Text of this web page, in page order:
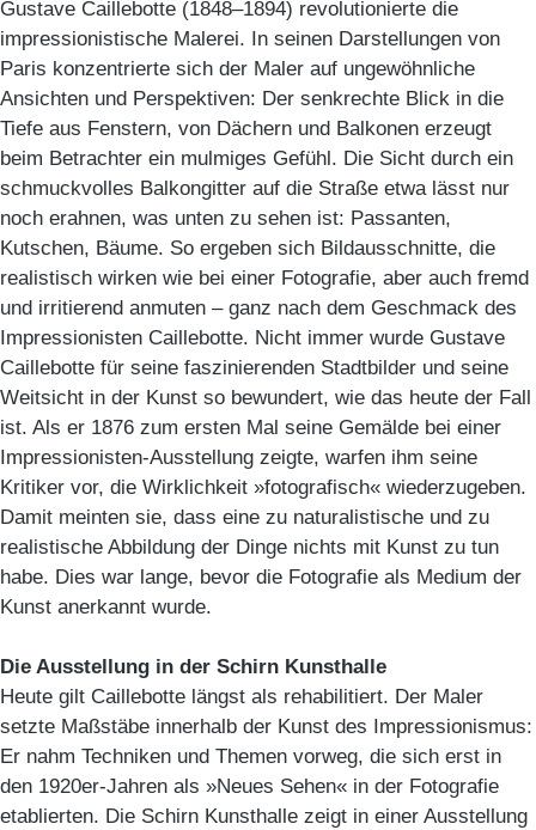
Gustave Caillebotte (1848–1894) revolutionierte die
impressionistische Malerei. In seinen Darstellungen von
Paris konzentrierte sich der Maler auf ungewöhnliche
Ansichten und Perspektiven: Der senkrechte Blick in die
Tiefe aus Fenstern, von Dächern und Balkonen erzeugt
beim Betrachter ein mulmiges Gefühl. Die Sicht durch ein
schmuckvolles Balkongitter auf die Straße etwa lässt nur
noch erahnen, was unten zu sehen ist: Passanten,
Kutschen, Bäume. So ergeben sich Bildausschnitte, die
realistisch wirken wie bei einer Fotografie, aber auch fremd
und irritierend anmuten – ganz nach dem Geschmack des
Impressionisten Caillebotte. Nicht immer wurde Gustave
Caillebotte für seine faszinierenden Stadtbilder und seine
Weitsicht in der Kunst so bewundert, wie das heute der Fall
ist. Als er 1876 zum ersten Mal seine Gemälde bei einer
Impressionisten-Ausstellung zeigte, warfen ihm seine
Kritiker vor, die Wirklichkeit »fotografisch« wiederzugeben.
Damit meinten sie, dass eine zu naturalistische und zu
realistische Abbildung der Dinge nichts mit Kunst zu tun
habe. Dies war lange, bevor die Fotografie als Medium der
Kunst anerkannt wurde.
Die Ausstellung in der Schirn Kunsthalle
Heute gilt Caillebotte längst als rehabilitiert. Der Maler
setzte Maßstäbe innerhalb der Kunst des Impressionismus:
Er nahm Techniken und Themen vorweg, die sich erst in
den 1920er-Jahren als »Neues Sehen« in der Fotografie
etablierten. Die Schirn Kunsthalle zeigt in einer Ausstellung